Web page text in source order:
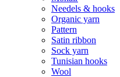
Needels & hooks
Organic yarn
Pattern
Satin ribbon
Sock yarn
Tunisian hooks
Wool